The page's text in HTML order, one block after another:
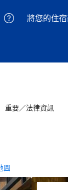
將您的住
重要／法律資訊
圖